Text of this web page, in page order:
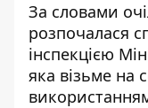
За словами
розпочалася
інспекцією
яка візьме на